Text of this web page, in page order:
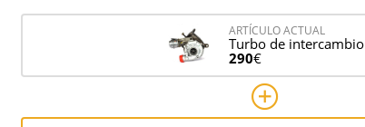
ARTÍCULO ACTUAL
Turbo de intercambio
290€